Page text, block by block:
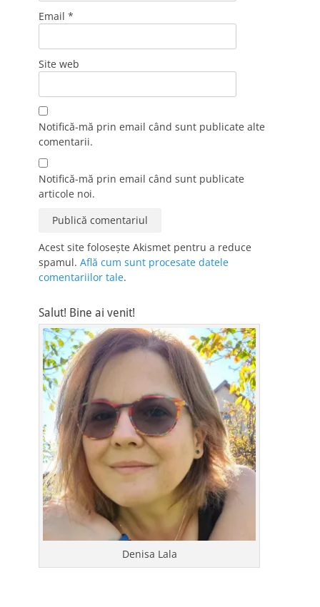
Email *
Site web
Notifică-mă prin email când sunt publicate alte
comentarii.
Notifică-mă prin email când sunt publicate
articole noi.
Acest site folosește Akismet pentru a reduce
spamul. Află cum sunt procesate datele
comentariilor tale.
Salut! Bine ai venit!
Denisa Lala